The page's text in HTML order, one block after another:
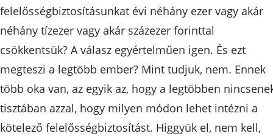
felelősségbiztosításunkat évi néhány ezer vagy akár
néhány tízezer vagy akár százezer forinttal
csökkentsük? A válasz egyértelműen igen. És ezt
megteszi a legtöbb ember? Mint tudjuk, nem. Ennek
több oka van, az egyik az, hogy a legtöbben
tisztában azzal, hogy milyen módon lehet intézni a
kötelező felelősségbiztosítást. Higgyük el, nem kell,